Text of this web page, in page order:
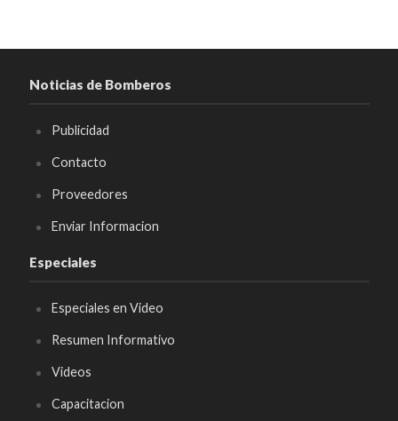
Noticias de Bomberos
Publicidad
Contacto
Proveedores
Enviar Informacion
Especiales
Especiales en Video
Resumen Informativo
Videos
Capacitacion